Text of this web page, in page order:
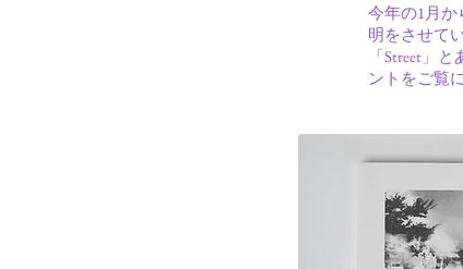
今年の1月
明をさせて
「Street」
ントをご覧